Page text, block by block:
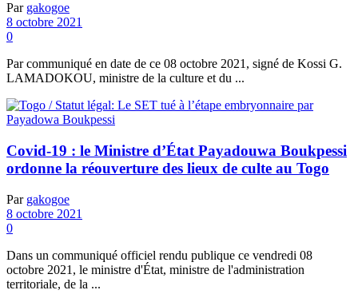
Par gakogoe
8 octobre 2021
0
Par communiqué en date de ce 08 octobre 2021, signé de Kossi G.
LAMADOKOU, ministre de la culture et du ...
Covid-19 : le Ministre d’État Payadouwa Boukpessi
ordonne la réouverture des lieux de culte au Togo
Par gakogoe
8 octobre 2021
0
Dans un communiqué officiel rendu publique ce vendredi 08
octobre 2021, le ministre d'État, ministre de l'administration
territoriale, de la ...